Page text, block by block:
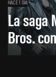
HACE 1 DÍA
La saga
Bros.